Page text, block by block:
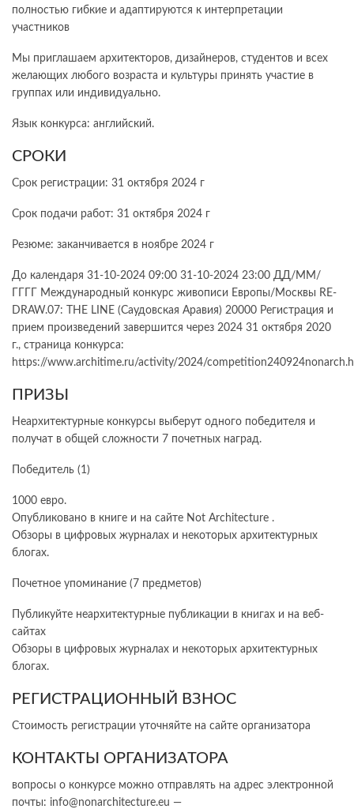
полностью гибкие и адаптируются к интерпретации
участников
Мы приглашаем архитекторов, дизайнеров, студентов и всех
желающих любого возраста и культуры принять участие в
группах или индивидуально.
Язык конкурса: английский.
СРОКИ
Срок регистрации: 31 октября 2024 г
Срок подачи работ: 31 октября 2024 г
Резюме: заканчивается в ноябре 2024 г
До календаря 31-10-2024 09:00 31-10-2024 23:00 ДД/ММ/
ГГГГ Международный конкурс живописи Европы/Москвы RE-
DRAW.07: THE LINE (Саудовская Аравия) 20000 Регистрация и
прием произведений завершится через 2024 31 октября 2020
г., страница конкурса:
https://www.architime.ru/activity/2024/
ПРИЗЫ
Неархитектурные конкурсы выберут одного победителя и
получат в общей сложности 7 почетных наград.
Победитель (1)
1000 евро.
Опубликовано в книге и на сайте Not Architecture .
Обзоры в цифровых журналах и некоторых архитектурных
блогах.
Почетное упоминание (7 предметов)
Публикуйте неархитектурные публикации в книгах и на веб-
сайтах
Обзоры в цифровых журналах и некоторых архитектурных
блогах.
РЕГИСТРАЦИОННЫЙ ВЗНОС
Стоимость регистрации уточняйте на сайте организатора
КОНТАКТЫ ОРГАНИЗАТОРА
вопросы о конкурсе можно отправлять на адрес электронной
почты: info@nonarchitecture.eu —